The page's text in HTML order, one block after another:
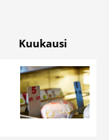
Kuukausi